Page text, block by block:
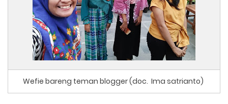
Wefie bareng teman blogger (doc. Ima satrianto)